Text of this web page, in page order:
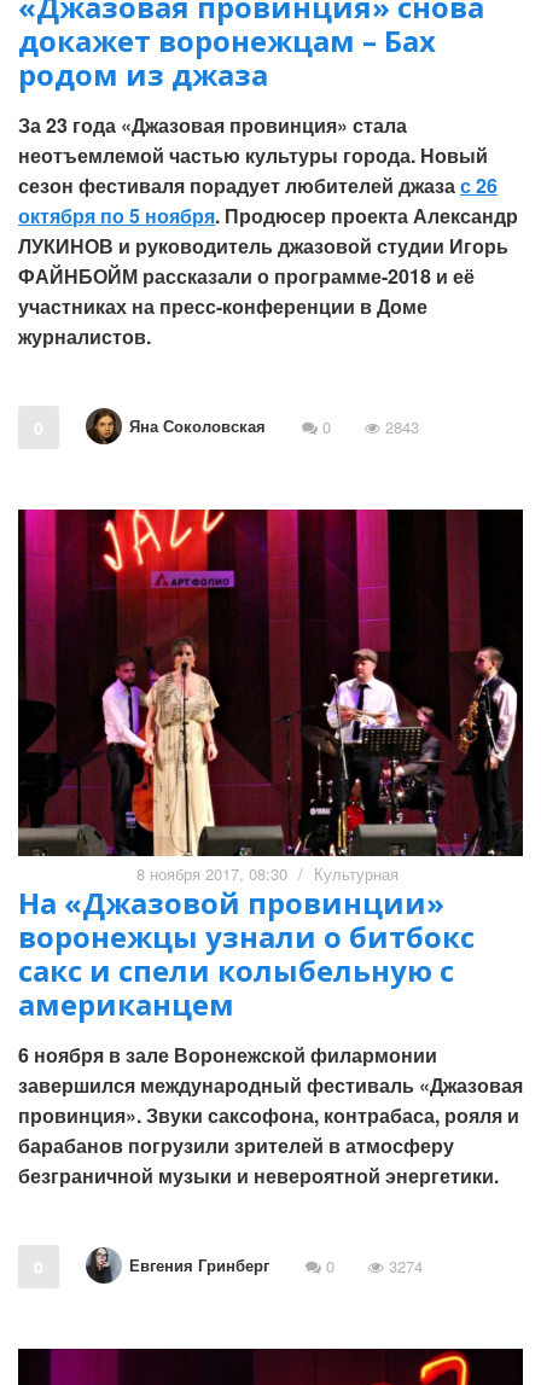
докажет воронежцам – Бах
родом из джаза
За 23 года «Джазовая провинция» стала
неотъемлемой частью культуры города. Новый
сезон фестиваля порадует любителей джазас 26
октября по 5 ноября. Продюсер проекта Александр
ЛУКИНОВ и руководитель джазовой студии Игорь
ФАЙНБОЙМ рассказали о программе-2018 и её
участниках на пресс-конференции в Доме
журналистов.
0 Яна Соколовская 0 2843
8 ноября 2017, 08:30 / Культурная
На «Джазовой провинции»
воронежцы узнали о битбокс
сакс и спели колыбельную с
американцем
6 ноября в зале Воронежской филармонии
завершился международный фестиваль «Джазовая
провинция». Звуки саксофона, контрабаса, рояля и
барабанов погрузили зрителей в атмосферу
безграничной музыки и невероятной энергетики.
0 Евгения Гринберг 0 3274